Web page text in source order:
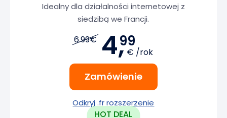
Idealny dla działalności internetowej z
siedzibą we Francji.
6.99€ 4,99
€ /rok
Zamówienie
Odkryj .fr rozszerzenie